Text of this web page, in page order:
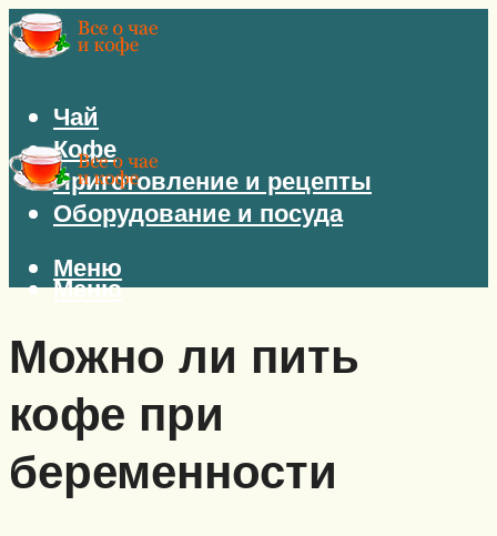
Чай
Кофе
Приготовление и рецепты
Оборудование и посуда
Меню
Меню
Можно ли пить
кофе при
беременности